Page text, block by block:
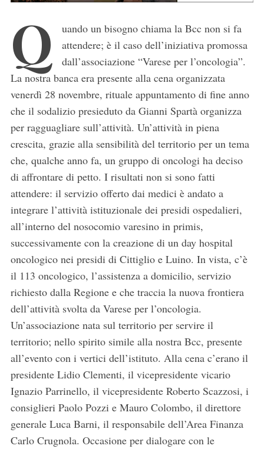
Q
uando un bisogno chiama la Bcc non si fa
attendere; è il caso dell’iniziativa promossa
dall’associazione “Varese per l’oncologia”.
La nostra banca era presente alla cena organizzata
venerdì 28 novembre, rituale appuntamento di fine anno
che il sodalizio presieduto da Gianni Spartà organizza
per ragguagliare sull’attività. Un’attività in piena
crescita, grazie alla sensibilità del territorio per un tema
che, qualche anno fa, un gruppo di oncologi ha deciso
di affrontare di petto. I risultati non si sono fatti
attendere: il servizio offerto dai medici è andato a
integrare l’attività istituzionale dei presidi ospedalieri,
all’interno del nosocomio varesino in primis,
successivamente con la creazione di un day hospital
oncologico nei presidi di Cittiglio e Luino. In vista, c’è
il 113 oncologico, l’assistenza a domicilio, servizio
richiesto dalla Regione e che traccia la nuova frontiera
dell’attività svolta da Varese per l’oncologia.
Un’associazione nata sul territorio per servire il
territorio; nello spirito simile alla nostra Bcc, presente
all’evento con i vertici dell’istituto. Alla cena c’erano il
presidente Lidio Clementi, il vicepresidente vicario
Ignazio Parrinello, il vicepresidente Roberto Scazzosi, i
consiglieri Paolo Pozzi e Mauro Colombo, il direttore
generale Luca Barni, il responsabile dell’Area Finanza
Carlo Crugnola. Occasione per dialogare con le